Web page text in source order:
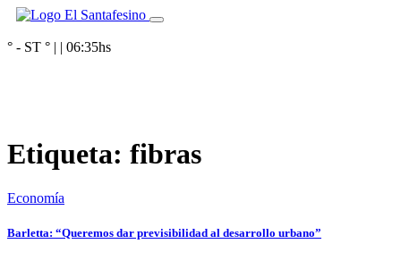
° - ST ° | | 06:35hs
Etiqueta: fibras
Economía
Barletta: “Queremos dar previsibilidad al desarrollo urbano”